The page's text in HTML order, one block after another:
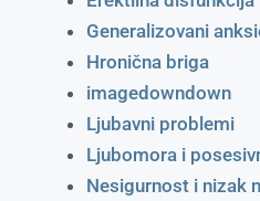
Generalizovani
Hronična briga
imagedowndown
Ljubavni problemi
Ljubomora i
Nesigurnost i nizak